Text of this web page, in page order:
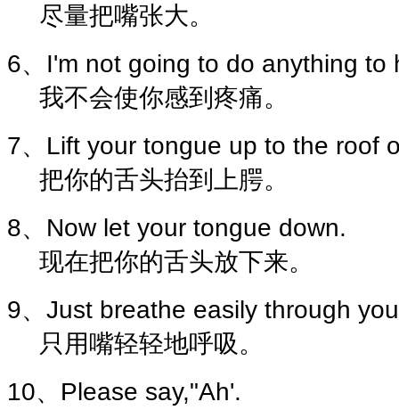
尽量把嘴张大。
6、I'm not going to do anything to
我不会使你感到疼痛。
7、Lift your tongue up to the roof
把你的舌头抬到上腭。
8、Now let your tongue down.
现在把你的舌头放下来。
9、Just breathe easily through
只用嘴轻轻地呼吸。
10、Please say,"Ah'.